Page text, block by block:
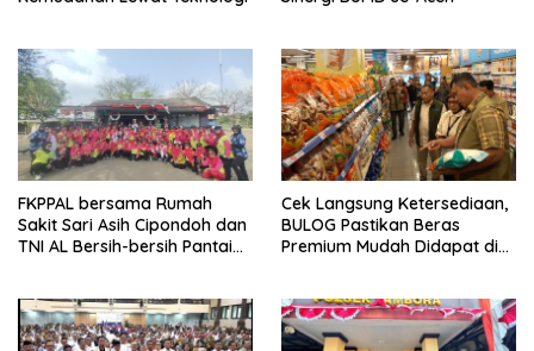
FKPPAL bersama Rumah
Sakit Sari Asih Cipondoh dan
TNI AL Bersih-bersih Pantai
Cek Langsung Ketersediaan,
BULOG Pastikan Beras
Premium Mudah Didapat di